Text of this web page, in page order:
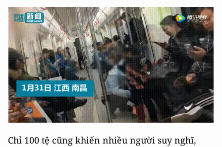
Chỉ 100 tệ cũng khiến nhiều người suy nghĩ,